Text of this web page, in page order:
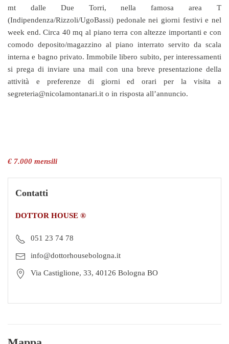
mt dalle Due Torri, nella famosa area T
(Indipendenza/Rizzoli/UgoBassi) pedonale nei giorni festivi e nel
week end. Circa 40 mq al piano terra con altezze importanti e con
comodo deposito/magazzino al piano interrato servito da scala
interna e bagno privato. Immobile libero subito, per interessamenti
si prega di inviare una mail con una breve presentazione della
attività e preferenze di giorni ed orari per la visita a
segreteria@nicolamontanari.it o in risposta all’annuncio.
€ 7.000 mensili
Contatti
DOTTOR HOUSE ®
051 23 74 78
info@dottorhousebologna.it
Via Castiglione, 33, 40126 Bologna BO